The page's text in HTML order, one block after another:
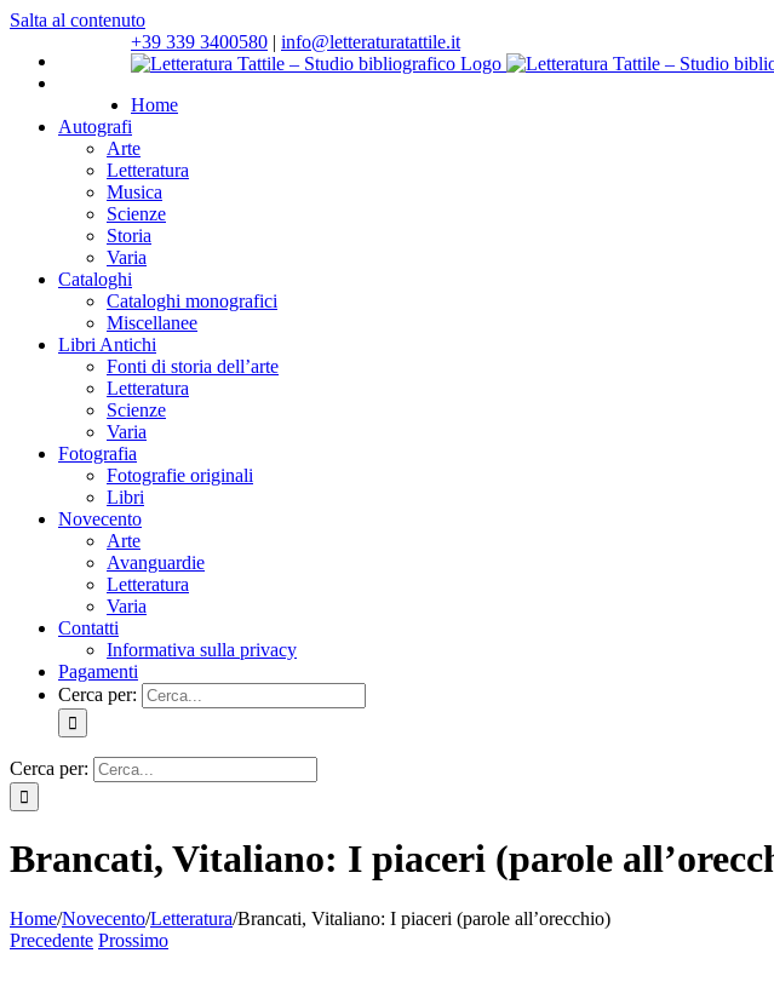
Salta al contenuto
+39 339 3400580 | info@letteraturatattile.it
Home
Autografi
Arte
Letteratura
Musica
Scienze
Storia
Varia
Cataloghi
Cataloghi monografici
Miscellanee
Libri Antichi
Fonti di storia dell’arte
Letteratura
Scienze
Varia
Fotografia
Fotografie originali
Libri
Novecento
Arte
Avanguardie
Letteratura
Varia
Contatti
Informativa sulla privacy
Pagamenti
Cerca per:
Cerca per:
Brancati, Vitaliano: I piaceri (parole
Home/Novecento/Letteratura/Brancati, Vitaliano: I piaceri (parole all’orecchio)
Precedente Prossimo